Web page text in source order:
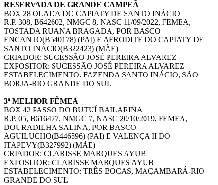
RESERVADA DE GRANDE CAMPEÃ
BOX 28 OLADA DO CAPIATY DE SANTO INÁCIO
R.P. 308, B642602, NMGC 8, NASC 11/09/2022, FEMEA,
TOSTADA RUANA BRAGADA, POR BASCO
ENCANTO(B540178) (PAI) E AFRODITE DO CAPIATY DE
SANTO INÁCIO(B322423) (MÃE)
CRIADOR: SUCESSÃO JOSÉ PEREIRA ALVAREZ
EXPOSITOR: SUCESSÃO JOSÉ PEREIRA ALVAREZ
ESTABELECIMENTO: FAZENDA SANTO INÁCIO, SÃO
BORJA-RIO GRANDE DO SUL
3ª MELHOR FÊMEA
BOX 42 PASSO DO BUTUÍ BAILARINA
R.P. 05, B616477, NMGC 7, NASC 20/10/2019, FEMEA,
DOURADILHA SALINA, POR BASCO
AGUILUCHO(B446596) (PAI) E VALENÇA II DO
ITAPEVY(B327992) (MÃE)
CRIADOR: CLARISSE MARQUES AYUB
EXPOSITOR: CLARISSE MARQUES AYUB
ESTABELECIMENTO: TRÊS BOCAS, MAÇAMBARÁ-RIO
GRANDE DO SUL